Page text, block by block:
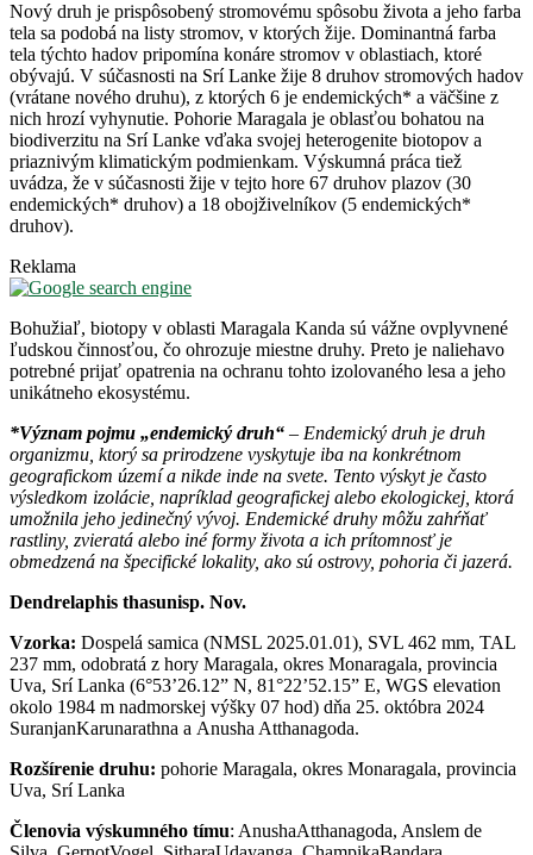
Nový druh je prispôsobený stromovému spôsobu života a jeho farba
tela sa podobá na listy stromov, v ktorých žije. Dominantná farba
tela týchto hadov pripomína konáre stromov v oblastiach, ktoré
obývajú. V súčasnosti na Srí Lanke žije 8 druhov stromových hadov
(vrátane nového druhu), z ktorých 6 je endemických* a väčšine z
nich hrozí vyhynutie. Pohorie Maragala je oblasťou bohatou na
biodiverzitu na Srí Lanke vďaka svojej heterogenite biotopov a
priaznivým klimatickým podmienkam. Výskumná práca tiež
uvádza, že v súčasnosti žije v tejto hore 67 druhov plazov (30
endemických* druhov) a 18 obojživelníkov (5 endemických*
druhov).
Reklama
Bohužiaľ, biotopy v oblasti Maragala Kanda sú vážne ovplyvnené
ľudskou činnosťou, čo ohrozuje miestne druhy. Preto je naliehavo
potrebné prijať opatrenia na ochranu tohto izolovaného lesa a jeho
unikátneho ekosystému.
*Význam pojmu „endemický druh“ – Endemický druh je druh
organizmu, ktorý sa prirodzene vyskytuje iba na konkrétnom
geografickom území a nikde inde na svete. Tento výskyt je často
výsledkom izolácie, napríklad geografickej alebo ekologickej, ktorá
umožnila jeho jedinečný vývoj. Endemické druhy môžu zahŕňať
rastliny, zvieratá alebo iné formy života a ich prítomnosť je
obmedzená na špecifické lokality, ako sú ostrovy, pohoria či jazerá.
Dendrelaphis thasunisp. Nov.
Vzorka: Dospelá samica (NMSL 2025.01.01), SVL 462 mm, TAL
237 mm, odobratá z hory Maragala, okres Monaragala, provincia
Uva, Srí Lanka (6°53’26.12” N, 81°22’52.15” E, WGS elevation
okolo 1984 m nadmorskej výšky 07 hod) dňa 25. októbra 2024
SuranjanKarunarathna a Anusha Atthanagoda.
Rozšírenie druhu: pohorie Maragala, okres Monaragala, provincia
Uva, Srí Lanka
Členovia výskumného tímu: AnushaAtthanagoda, Anslem de